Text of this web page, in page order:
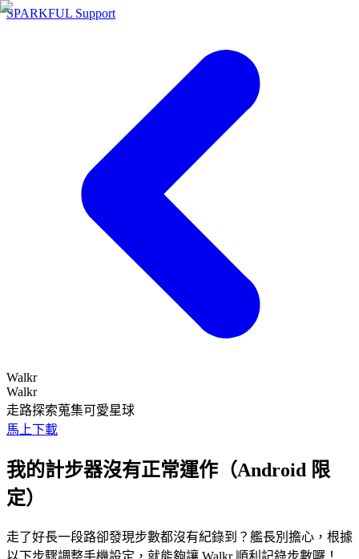
SPARKFUL Support
Walkr
Walkr
走路探索蒐集可愛星球
馬上下載
我的計步器沒有正常運作（Android 限
定）
走了好長一段路卻發現步數都沒有紀錄到？艦長別擔心，根據
以下步驟調整手機設定，就能夠讓 Walkr 順利記錄步數囉！